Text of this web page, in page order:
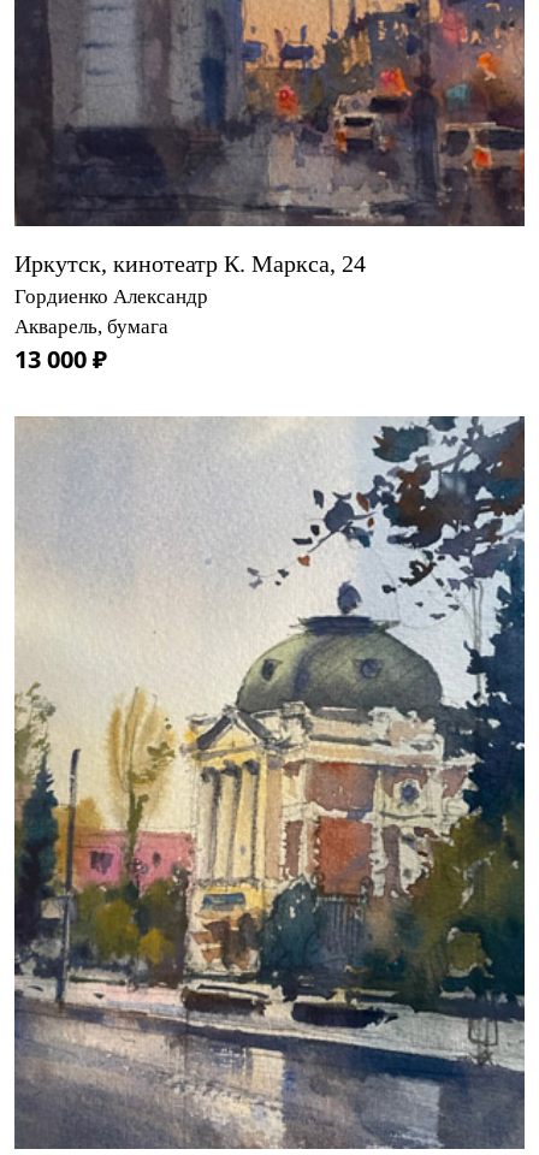
Иркутск, кинотеатр К. Маркса, 24
Гордиенко Александр
Акварель, бумага
13 000 ₽